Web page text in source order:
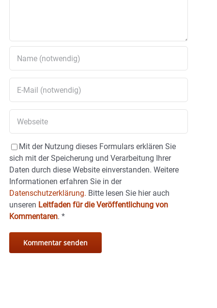
Mit der Nutzung dieses Formulars erklären Sie
sich mit der Speicherung und Verarbeitung Ihrer
Daten durch diese Website einverstanden. Weitere
Informationen erfahren Sie in der
Datenschutzerklärung. Bitte lesen Sie hier auch
unseren Leitfaden für die Veröffentlichung von
Kommentaren. *